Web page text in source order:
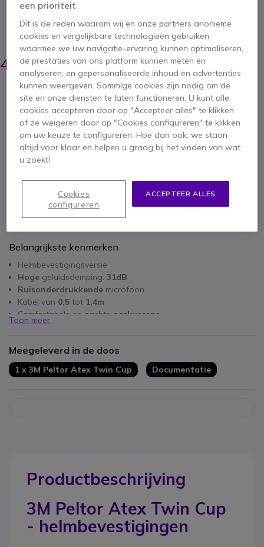
ATEX-headset met ruisonderdrukkende
BESPAAR 211,00 €
680,95 €
469,95 € ex. BTW- 568,64 €
Aantal
IN WINKELWAGEN
OFFERTE BINNEN 4 UUR
Niet op voorraad
Belangrijkste kenmerken
Helmbevestigingsversie
Hoge geluidsdemping: 31dB
Ruisonderdrukkende microfoon
Kabel van 0,5 tot 1,4m
Comfortabele en zachte oorkussens
ATEX-certificering: Ex II 2 G Ex ib IIC T4
Toon meer
Meegeleverd in de doos
1 x 3M Peltor Atex Twin Cup Documentatie
Productbeschrijving
3M Peltor Atex Twin Cup
- helmbevestigingen
een prioriteit
Dit is de reden waarom wij en onze partners anonieme
cookies en vergelijkbare technologieën gebruiken
waarmee we uw navigatie-ervaring kunnen optimaliseren,
de prestaties van ons platform kunnen meten en
analyseren, en gepersonaliseerde inhoud en advertenties
kunnen weergeven. Sommige cookies zijn nodig om de
site en onze diensten te laten functioneren. U kunt alle
cookies accepteren door op "Accepteer alles" te klikken
of ze weigeren door op "Cookies configureren" te klikken
om uw keuze te configureren. Hoe dan ook, we staan
altijd voor klaar en helpen u graag bij het vinden van wat
u zoekt!
ACCEPTEER ALLES
Cookies
configureren